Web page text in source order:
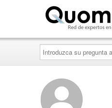
Introduzca
su
pregunta
aquí...